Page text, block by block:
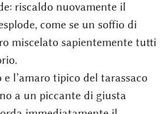
riscaldo nuovamente il
come se un soffio di
miscelato sapientemente tutti
e l’amaro tipico del tarassaco
a un piccante di giusta